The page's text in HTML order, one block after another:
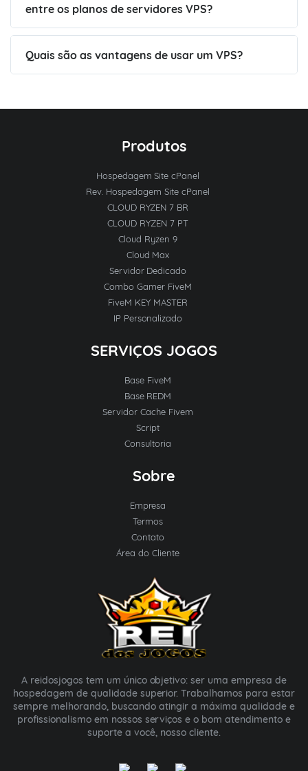
entre os planos de servidores VPS?
Quais são as vantagens de usar um VPS?
Produtos
Hospedagem Site cPanel
Rev. Hospedagem Site cPanel
CLOUD RYZEN 7 BR
CLOUD RYZEN 7 PT
Cloud Ryzen 9
Cloud Max
Servidor Dedicado
Combo Gamer FiveM
FiveM KEY MASTER
IP Personalizado
SERVIÇOS JOGOS
Base FiveM
Base REDM
Servidor Cache Fivem
Script
Consultoria
Sobre
Empresa
Termos
Contato
Área do Cliente
A reidosjogos tem um único objetivo: ser uma empresa de
hospedagem de qualidade superior. Trabalhamos para estar
sempre melhorando, buscando atingir a máxima qualidade e
profissionalismo em nossos serviços e o bom atendimento e
suporte a você, nosso cliente.